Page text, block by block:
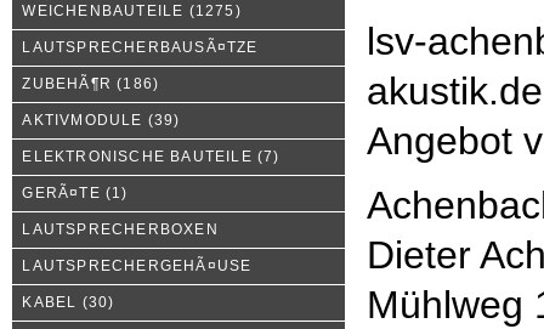
WEICHENBAUTEILE (1275)
LAUTSPRECHERBAUSÃ¤TZE
ZUBEHÃ¶R (186)
AKTIVMODULE (39)
ELEKTRONISCHE BAUTEILE (7)
GERÃ¤TE (1)
LAUTSPRECHERBOXEN
LAUTSPRECHERGEHÃ¤USE
KABEL (30)
lsv-
Angebot
Dieter
Mühlweg